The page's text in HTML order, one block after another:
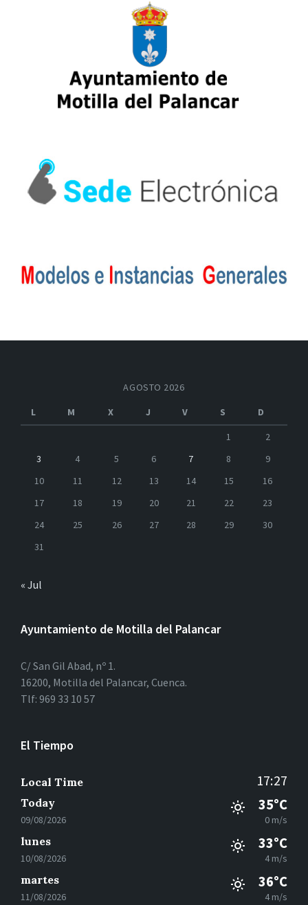
AGOSTO 2026
L
M X J V S
D
1
2
3
4 5 6 7 8
9
10
11 12 13 14 15
16
17
18 19 20 21 22
23
24
25 26 27 28 29
30
31
« Jul
Ayuntamiento de Motilla del Palancar
C/ San Gil Abad, nº 1.
16200, Motilla del Palancar, Cuenca.
Tlf: 969 33 10 57
El Tiempo
Local Time 17:27
Today
09/08/2026
35°C
0 m/s
lunes
10/08/2026
33°C
4 m/s
martes
11/08/2026
36°C
4 m/s